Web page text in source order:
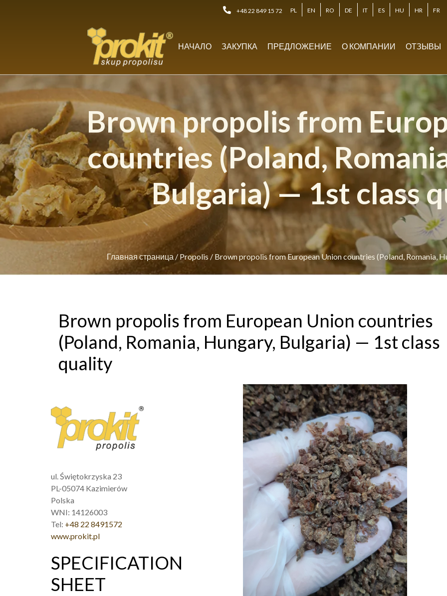
НАЧАЛО
ЗАКУПКА ПРЕДЛОЖЕНИЕ О КОМПАНИИ ОТЗЫВЫ
+48 22 849 15 72 PL EN RO DE IT ES HU HR FR
Brown propolis from
countries (Poland,
Bulgaria) — 1st class
Главная страница / Propolis / Brown propolis from European Union countries (Poland, Romania,
Brown propolis from European Union countries
(Poland, Romania, Hungary, Bulgaria) — 1st class
quality
ul. Świętokrzyska 23
PL-05074 Kazimierów
Polska
WNI: 14126003
Tel: +48 22 8491572
www.prokit.pl
SPECIFICATION
SHEET